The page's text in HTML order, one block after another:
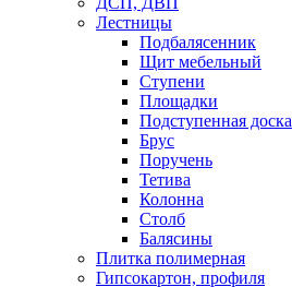
Лестницы
Подбалясенник
Щит мебельный
Ступени
Площадки
Подступенная доска
Брус
Поручень
Тетива
Колонна
Столб
Балясины
Плитка полимерная
Гипсокартон, профиля